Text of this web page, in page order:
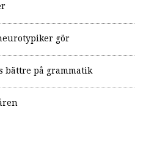
gör
bättre på grammatik